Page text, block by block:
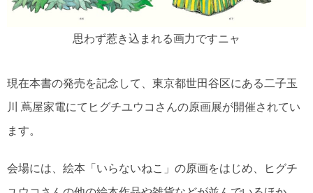
思わず惹き込まれる画力ですニャ
現在本書の発売を記念して、東京都世田谷区にある二子玉
川 蔦屋家電にてヒグチユウコさんの原画展が開催されてい
ます。
会場には、絵本「いらないねこ」の原画をはじめ、ヒグチ